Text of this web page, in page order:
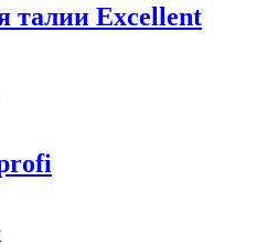
талии Excellent